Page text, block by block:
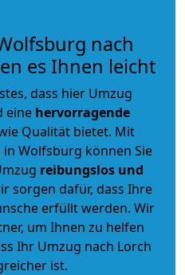
nach
es Ihnen leicht
dass hier Umzug
eine hervorragende
Qualität bietet. Mit
Wolfsburg können Sie
reibungslos und
sorgen dafür, dass Ihre
erfüllt werden. Wir
um Ihnen zu helfen
Ihr Umzug nach Lorch
ist.